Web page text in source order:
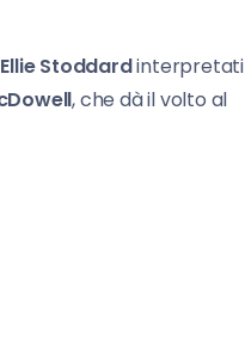
Ellie Stoddardinterpretati
, che dà il volto al